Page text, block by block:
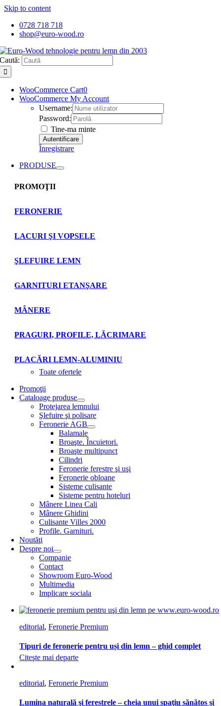
Skip to content
0728 718 718
shop@euro-wood.ro
Caută:
WooCommerce Cart0
WooCommerce My Account
Username:
Password:
Tine-ma minte
Înregistrare
PRODUSE
PROMOŢII
FERONERIE
LACURI ŞI VOPSELE
ŞLEFUIRE LEMN
GARNITURI ETANŞARE
MÂNERE
PRAGURI, PROFILE, LĂCRIMARE
PLACĂRI LEMN-ALUMINIU
Toate ofertele
Promoţii
Cataloage produse
Protejarea lemnului
Şlefuire şi polisare
Feronerie AGB
Balamale
Broaşte. Încuietori.
Broaşte multipunct
Cilindri
Feronerie ferestre şi uşi
Feronerie obloane
Sisteme culisante
Sisteme pentru hoteluri
Mânere Linea Cali
Mânere Ghidini
Culisante Villes 2000
Profile. Garnituri.
Noutăţi
Despre noi
Companie
Contact
Showroom Euro-Wood
Multimedia
Implicare sociala
editorial,Feronerie Premium
Tipuri de feronerie pentru uși din lemn – ghid complet
Citeşte mai departe
editorial,Feronerie Premium
Lumina naturală şi ferestrele – cheia unui spaţiu sănătos şi